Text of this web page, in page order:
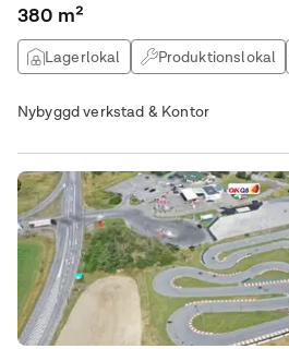
380 m²
Lagerlokal Produktionslokal
Nybyggd verkstad & Kontor